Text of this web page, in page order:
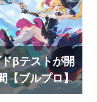
βテストが開
【ブルプロ】